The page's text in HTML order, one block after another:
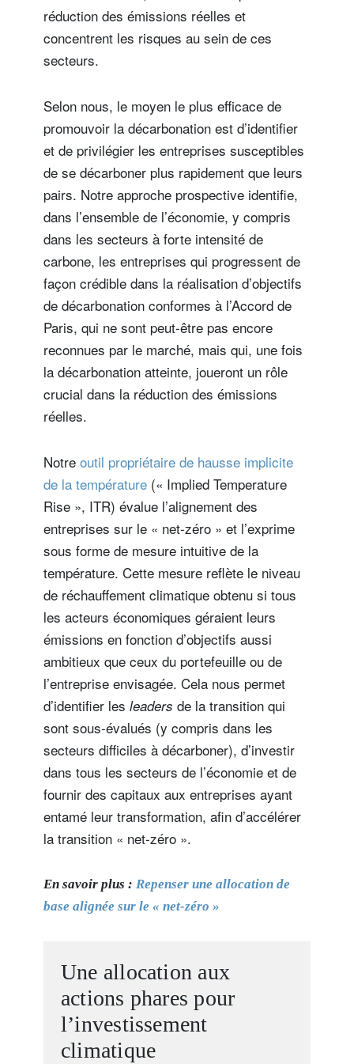
réduction des émissions réelles et
concentrent les risques au sein de ces
secteurs.
Selon nous, le moyen le plus efficace de
promouvoir la décarbonation est d’identifier
et de privilégier les entreprises susceptibles
de se décarboner plus rapidement que leurs
pairs. Notre approche prospective identifie,
dans l’ensemble de l’économie, y compris
dans les secteurs à forte intensité de
carbone, les entreprises qui progressent de
façon crédible dans la réalisation d’objectifs
de décarbonation conformes à l’Accord de
Paris, qui ne sont peut-être pas encore
reconnues par le marché, mais qui, une fois
la décarbonation atteinte, joueront un rôle
crucial dans la réduction des émissions
réelles.
Notre outil propriétaire de hausse implicite
de la température (« Implied Temperature
Rise », ITR) évalue l’alignement des
entreprises sur le « net-zéro » et l’exprime
sous forme de mesure intuitive de la
température. Cette mesure reflète le niveau
de réchauffement climatique obtenu si tous
les acteurs économiques géraient leurs
émissions en fonction d’objectifs aussi
ambitieux que ceux du portefeuille ou de
l’entreprise envisagée. Cela nous permet
d’identifier les leaders de la transition qui
sont sous-évalués (y compris dans les
secteurs difficiles à décarboner), d’investir
dans tous les secteurs de l’économie et de
fournir des capitaux aux entreprises ayant
entamé leur transformation, afin d’accélérer
la transition « net-zéro ».
En savoir plus : Repenser une allocation de
base alignée sur le « net-zéro »
Une allocation aux
actions phares pour
l’investissement
climatique